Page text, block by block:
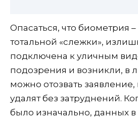
Опасаться, что биометрия
тотальной «слежки»,
подключена к уличным
подозрения и возникли, в
можно отозвать
удалят без затруднений.
было изначально, данных в